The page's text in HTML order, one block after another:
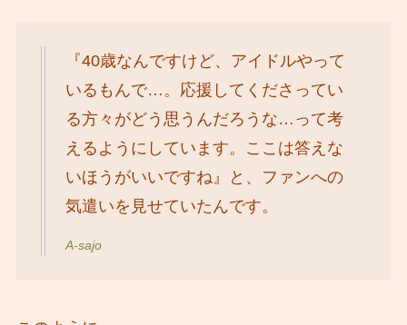
『40歳なんですけど、アイドルやって
いるもんで…。応援してくださってい
る方々がどう思うんだろうな…って考
えるようにしています。ここは答えな
いほうがいいですね』と、ファンへの
気遣いを見せていたんです。
A-sajo